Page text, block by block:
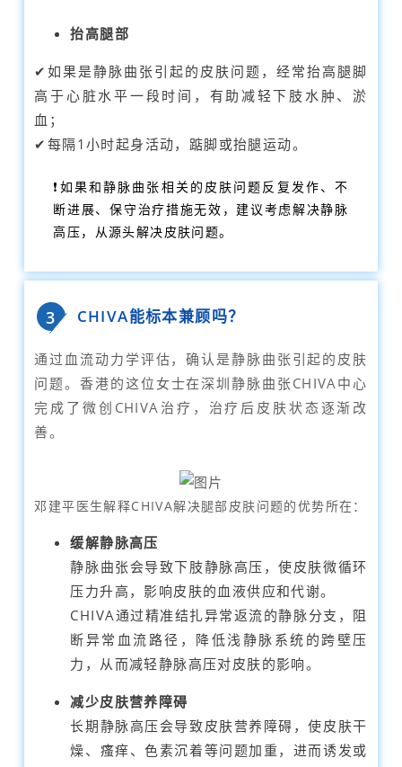
抬高腿部
✔如果是静脉曲张引起的皮肤问题，经常抬高 腿脚
高于心脏水平一段时间，有助减轻下肢水肿、淤
血；
✔每隔1小时起身活动，踮脚或抬腿运动。
❗如果和静脉曲张相关的皮肤问题反复发作、不
断进展、保守治疗措施无效，建议考虑解决静脉
高压，从源头解决皮肤问题。
3 CHIVA能标本兼顾吗？
通过血流动力学评估，确认是静脉曲张引起的皮肤
问题。香港的这位女士在深圳静脉曲张CHIVA中心
完成了微创CHIVA治疗，治疗后皮肤状态逐渐改
善。
邓建平医生解释CHIVA解决腿部皮肤问题的优势所在：
缓解静脉高压
静脉曲张会导致下肢静脉高压，使皮肤微循环
压力升高，影响皮肤的血液供应和代谢。
CHIVA通过精准结扎异常返流的静脉分支，阻
断异常血流路径，降低浅静脉系统的跨壁压
力，从而减轻静脉高压对皮肤的影响。
减少皮肤营养障碍
长期静脉高压会导致皮肤营养障碍，使皮肤干
燥、瘙痒、色素沉着等问题加重，进而诱发或